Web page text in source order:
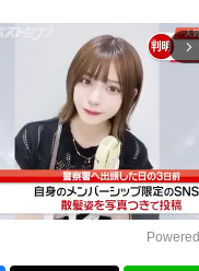
arrow_forward_ios